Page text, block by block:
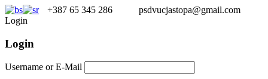
+387 65 345 286
psdvucjastopa@gmail.com
Login
Login
Username or E-Mail